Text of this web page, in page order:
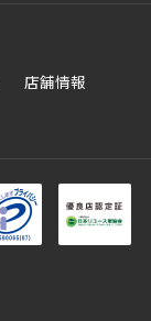
店舗情報